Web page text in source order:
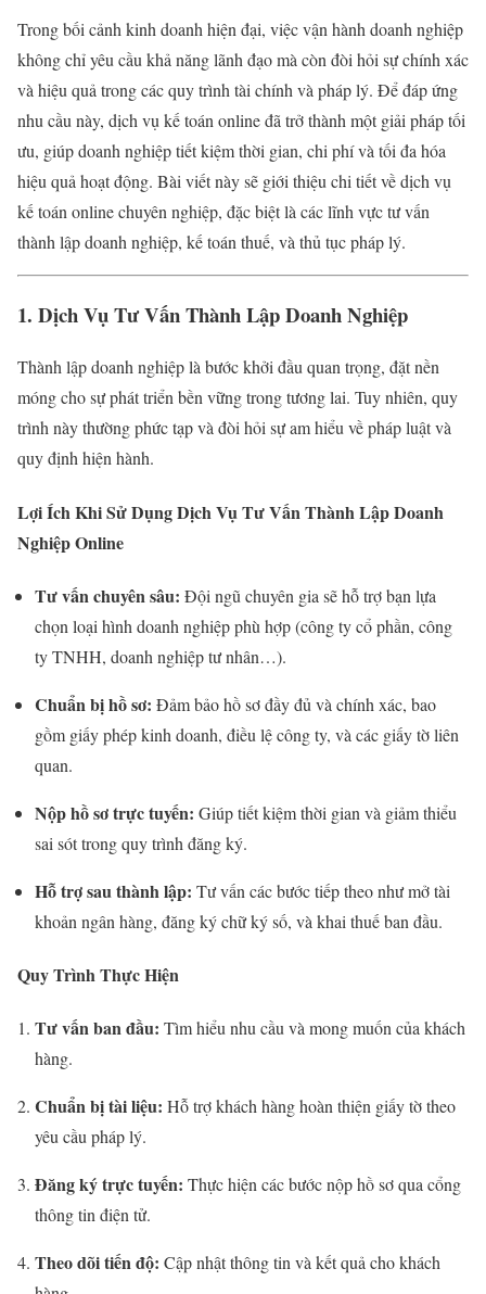
Trong bối cảnh kinh doanh hiện đại, việc vận hành doanh nghiệp
không chỉ yêu cầu khả năng lãnh đạo mà còn đòi hỏi sự chính xác
và hiệu quả trong các quy trình tài chính và pháp lý. Để đáp ứng
nhu cầu này, dịch vụ kế toán online đã trở thành một giải pháp tối
ưu, giúp doanh nghiệp tiết kiệm thời gian, chi phí và tối đa hóa
hiệu quả hoạt động. Bài viết này sẽ giới thiệu chi tiết về dịch vụ
kế toán online chuyên nghiệp, đặc biệt là các lĩnh vực tư vấn
thành lập doanh nghiệp, kế toán thuế, và thủ tục pháp lý.
1. Dịch Vụ Tư Vấn Thành Lập Doanh Nghiệp
Thành lập doanh nghiệp là bước khởi đầu quan trọng, đặt nền
móng cho sự phát triển bền vững trong tương lai. Tuy nhiên, quy
trình này thường phức tạp và đòi hỏi sự am hiểu về pháp luật và
quy định hiện hành.
Lợi Ích Khi Sử Dụng Dịch Vụ Tư Vấn Thành Lập Doanh
Nghiệp Online
Tư vấn chuyên sâu: Đội ngũ chuyên gia sẽ hỗ trợ bạn lựa
chọn loại hình doanh nghiệp phù hợp (công ty cổ phần, công
ty TNHH, doanh nghiệp tư nhân…).
Chuẩn bị hồ sơ: Đảm bảo hồ sơ đầy đủ và chính xác, bao
gồm giấy phép kinh doanh, điều lệ công ty, và các giấy tờ liên
quan.
Nộp hồ sơ trực tuyến: Giúp tiết kiệm thời gian và giảm thiểu
sai sót trong quy trình đăng ký.
Hỗ trợ sau thành lập: Tư vấn các bước tiếp theo như mở tài
khoản ngân hàng, đăng ký chữ ký số, và khai thuế ban đầu.
Quy Trình Thực Hiện
Tư vấn ban đầu: Tìm hiểu nhu cầu và mong muốn của khách
hàng.
Chuẩn bị tài liệu: Hỗ trợ khách hàng hoàn thiện giấy tờ theo
yêu cầu pháp lý.
Đăng ký trực tuyến: Thực hiện các bước nộp hồ sơ qua cổng
thông tin điện tử.
Theo dõi tiến độ: Cập nhật thông tin và kết quả cho khách